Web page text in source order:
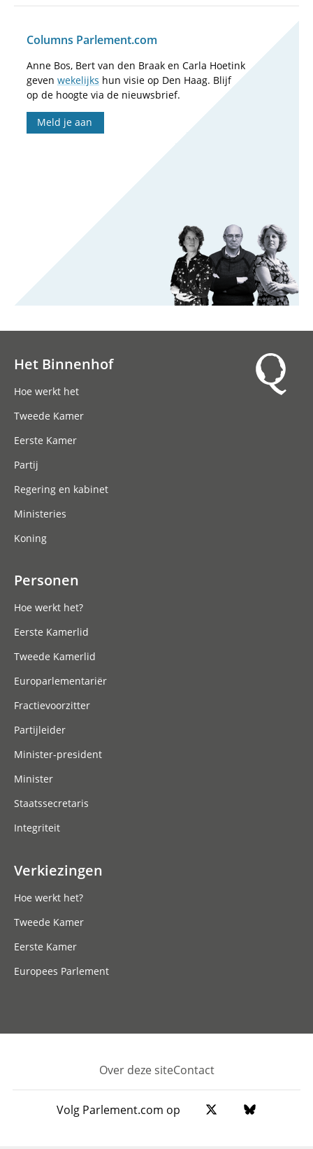
Columns Parlement.com
Anne Bos, Bert van den Braak en Carla Hoetink
geven wekelijks hun visie op Den Haag. Blijf
op de hoogte via de nieuwsbrief.
Meld je aan
Het Binnenhof
Hoe werkt het
Tweede Kamer
Eerste Kamer
Partij
Regering en kabinet
Ministeries
Koning
Personen
Hoe werkt het?
Eerste Kamerlid
Tweede Kamerlid
Europarlementariër
Fractievoorzitter
Partijleider
Minister-president
Minister
Staatssecretaris
Integriteit
Verkiezingen
Hoe werkt het?
Tweede Kamer
Eerste Kamer
Europees Parlement
Footer
Over deze siteContact
Volg Parlement.com op